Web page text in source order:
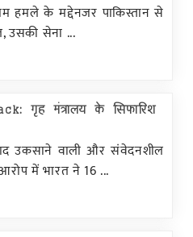
हमले के मद्देनजर पाकिस्तान से
उसकी सेना ...
गृह मंत्रालय के सिफारिश
उकसाने वाली और संवेदनशील
में भारत ने 16 ...